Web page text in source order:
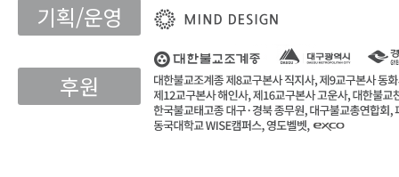
기획/운영
후원